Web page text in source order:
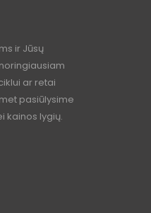
ir Jūsų
ar retai
pasiūlysime
kainos lygių.